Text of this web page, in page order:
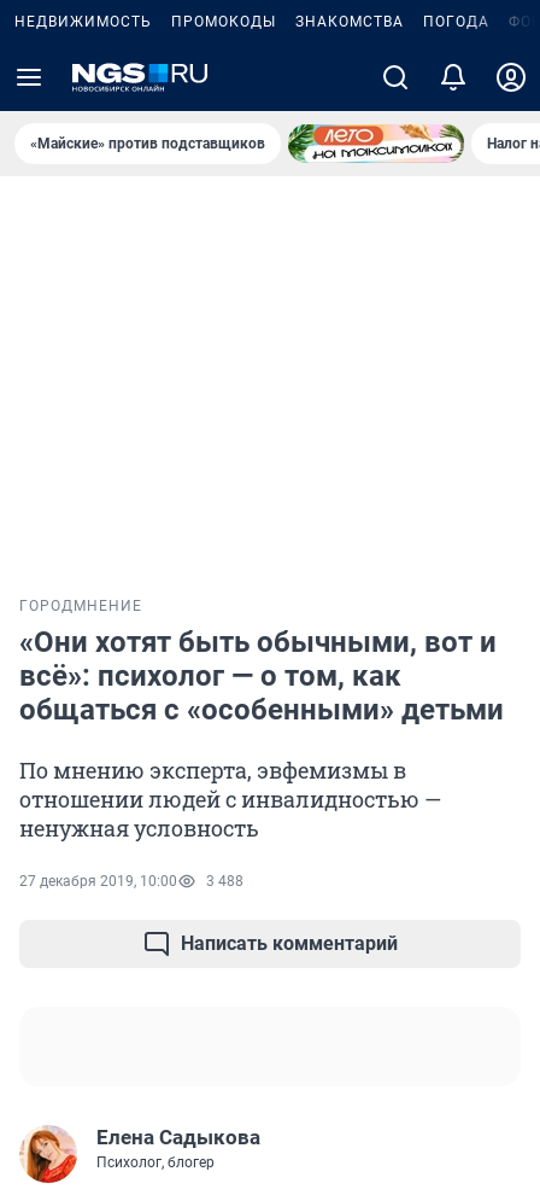
НЕДВИЖИМОСТЬ ПРОМОКОДЫ ЗНАКОМСТВА ПОГОДА
«Майские» против подставщиков Налог
ГОРОД МНЕНИЕ
«Они хотят быть обычными, вот и
всё»: психолог — о том, как
общаться с «особенными» детьми
По мнению эксперта, эвфемизмы в
отношении людей с инвалидностью —
ненужная условность
27 декабря 2019, 10:00 3 488
Написать комментарий
Елена Садыкова
Психолог, блогер